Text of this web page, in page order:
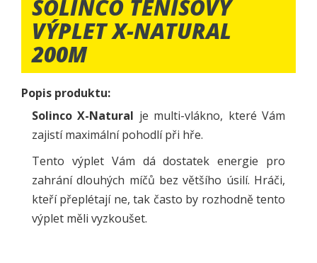
SOLINCO TENISOVÝ
VÝPLET X-NATURAL
200M
Popis produktu:
Solinco X-Natural je multi-vlákno, které Vám
zajistí maximální pohodlí při hře.
Tento výplet Vám dá dostatek energie pro
zahrání dlouhých míčů bez většího úsilí. Hráči,
kteří přeplétají ne, tak často by rozhodně tento
výplet měli vyzkoušet.